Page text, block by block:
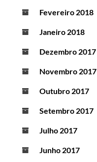
Fevereiro 2018
Janeiro 2018
Dezembro 2017
Novembro 2017
Outubro 2017
Setembro 2017
Julho 2017
Junho 2017